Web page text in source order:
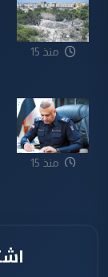
منذ 15
منذ 15